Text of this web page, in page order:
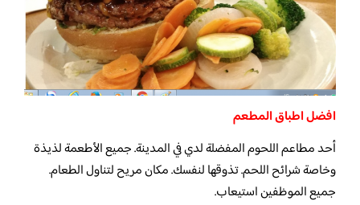
افضل اطباق المطعم
أحد مطاعم اللحوم المفضلة لدي في المدينة. جميع الأطعمة لذيذة
وخاصة شرائح اللحم. تذوقها لنفسك. مكان مريح لتناول الطعام.
جميع الموظفين استيعاب.